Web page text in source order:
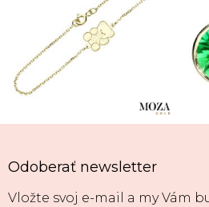
Odoberať newsletter
Vložte svoj e-mail a my Vám